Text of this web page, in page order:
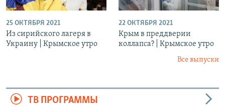
25 ОКТЯБРЯ 2021
Из сирийского лагеря в
Украину | Крымское утро
22 ОКТЯБРЯ 2021
Крым в преддверии
коллапса? | Крымское утро
Все выпуски
ТВ ПРОГРАММЫ